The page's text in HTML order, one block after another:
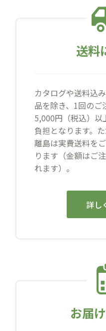
送料
カタログや送料込
品を除き、1回のご
5,000円（税込）以
負担となります。
離島は実費送料を
ります（金額はご
れます）。
詳し
お届